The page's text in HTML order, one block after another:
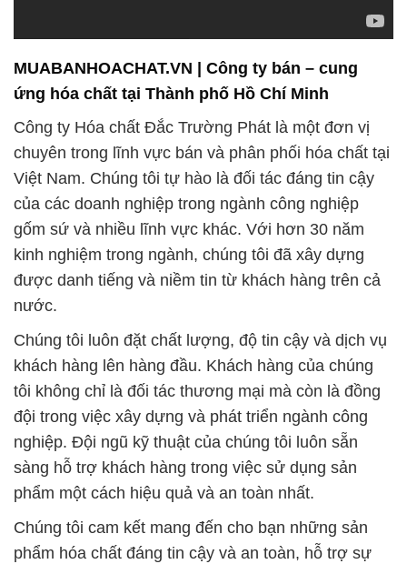
MUABANHOACHAT.VN | Công ty bán – cung
ứng hóa chất tại Thành phố Hồ Chí Minh
Công ty Hóa chất Đắc Trường Phát là một đơn vị
chuyên trong lĩnh vực bán và phân phối hóa chất tại
Việt Nam. Chúng tôi tự hào là đối tác đáng tin cậy
của các doanh nghiệp trong ngành công nghiệp
gốm sứ và nhiều lĩnh vực khác. Với hơn 30 năm
kinh nghiệm trong ngành, chúng tôi đã xây dựng
được danh tiếng và niềm tin từ khách hàng trên cả
nước.
Chúng tôi luôn đặt chất lượng, độ tin cậy và dịch vụ
khách hàng lên hàng đầu. Khách hàng của chúng
tôi không chỉ là đối tác thương mại mà còn là đồng
đội trong việc xây dựng và phát triển ngành công
nghiệp. Đội ngũ kỹ thuật của chúng tôi luôn sẵn
sàng hỗ trợ khách hàng trong việc sử dụng sản
phẩm một cách hiệu quả và an toàn nhất.
Chúng tôi cam kết mang đến cho bạn những sản
phẩm hóa chất đáng tin cậy và an toàn, hỗ trợ sự